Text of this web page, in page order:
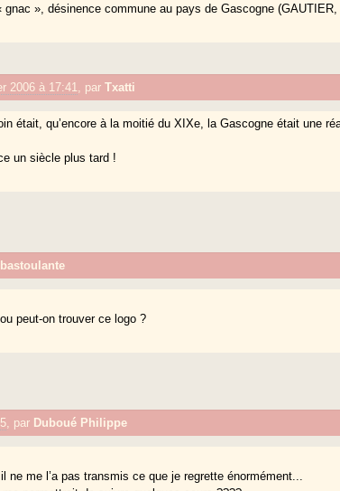
gnac », désinence commune au pays de Gascogne
2006 à 17:41 parTxatti
était, qu’encore à la moitié du XIXe, la Gascogne était une
un siècle plus tard !
bastoulante
peut-on trouver ce logo ?
par Duboué Philippe
ne me l’a pas transmis ce que je regrette énormément...